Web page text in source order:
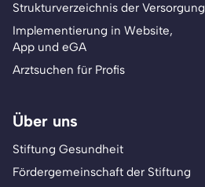
Strukturverzeichnis der Versorgung
Implementierung in Website,
App und eGA
Arztsuchen für Profis
Über uns
Stiftung Gesundheit
Fördergemeinschaft der Stiftung